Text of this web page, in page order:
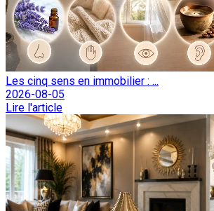
Les cinq sens en immobilier : ...
2026-08-05
Lire l'article